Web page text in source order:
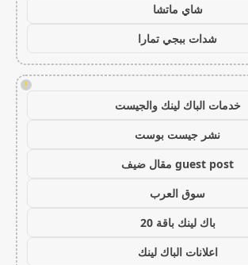
شاي ماتشا
شدات ببجي تمارا
!
خدمات الباك لينك والجيست
نشر جيست بوست
guest post مقال ضيف
سوق العرب
باك لينك باقة 20
اعلانات الباك لينك